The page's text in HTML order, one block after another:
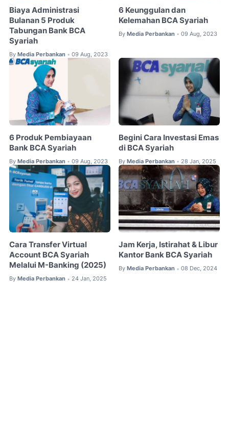
Biaya Administrasi
Bulanan 5 Produk
Tabungan Bank BCA
Syariah
By Media Perbankan • 09 Aug, 2023
6 Keunggulan dan
Kelemahan BCA Syariah
By Media Perbankan • 09 Aug, 2023
6 Produk Pembiayaan
Bank BCA Syariah
By Media Perbankan • 09 Aug, 2023
Begini Cara Investasi Emas
di BCA Syariah
By Media Perbankan • 28 Jan, 2025
Cara Transfer Virtual
Account BCA Syariah
Melalui M-Banking (2025)
By Media Perbankan • 24 Jan, 2025
Jam Kerja, Istirahat & Libur
Kantor Bank BCA Syariah
By Media Perbankan • 08 Dec, 2024